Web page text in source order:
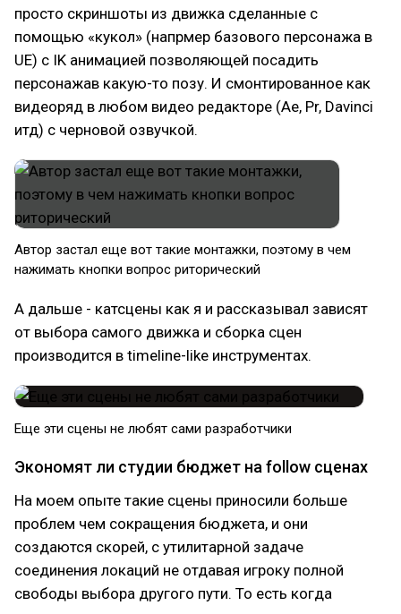
просто скриншоты из движка сделанные с
помощью «кукол» (напрмер базового персонажа в
UE) с IK анимацией позволяющей посадить
персонажав какую-то позу. И смонтированное как
видеоряд в любом видео редакторе (Ae, Pr, Davinci
итд) с черновой озвучкой.
Автор застал еще вот такие монтажки, поэтому в чем
нажимать кнопки вопрос риторический
А дальше - катсцены как я и рассказывал зависят
от выбора самого движка и сборка сцен
производится в timeline-like инструментах.
Еще эти сцены не любят сами разработчики
Экономят ли студии бюджет на follow сценах
На моем опыте такие сцены приносили больше
проблем чем сокращения бюджета, и они
создаются скорей, с утилитарной задаче
соединения локаций не отдавая игроку полной
свободы выбора другого пути. То есть когда